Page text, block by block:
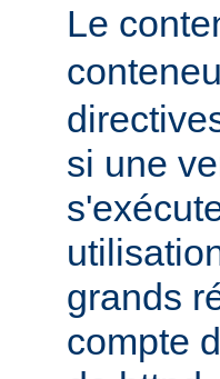
Le
si une
grands
compte